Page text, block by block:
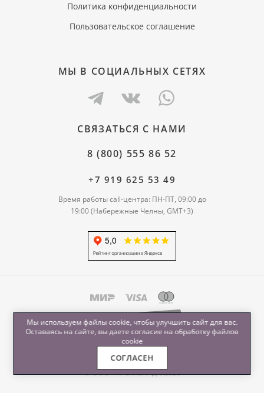
Политика конфиденциальности
Пользовательское соглашение
МЫ В СОЦИАЛЬНЫХ СЕТЯХ
СВЯЗАТЬСЯ С НАМИ
8 (800) 555 86 52
+7 919 625 53 49
Время работы call-центра: ПН-ПТ, 09:00 до
19:00 (Набережные Челны, GMT+3)
© ООО "ПРОМЕНАД", 2026
Мы используем файлы cookie, чтобы улучшить сайт для вас.
Оставаясь на сайте, вы даете согласие на обработкуфайлов
cookie
СОГЛАСЕН